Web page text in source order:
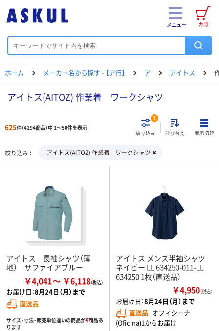
カゴ
メニュー
ホーム メーカー名から探す - 【ア行】 ア アイトス
アイトス(AITOZ) 作業着 ワークシャツ
625件（4294商品）中 1～50件を表示
絞り込み
1
並び替え 表示切替
絞り込み アイトス(AITOZ) 作業着 ワークシャツ
アイトス 長袖シャツ（薄
地） サファイアブルー
￥4,041 ￥6,118
お届け日：8月24日（月）まで
直送品
サイズ・寸法・販売単位違いの商品が9商品あ
ります
アイトス メンズ半袖シャツ
ネイビー LL 634250-011-LL
634250 1枚（直送品）
￥4,950（税込）
お届け日：8月24日（月）まで
直送品 オフィシーナ
(Oficina)1からお届け